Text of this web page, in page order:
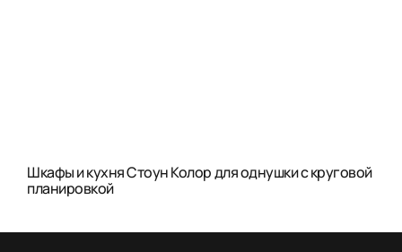
Шкафы и кухня Стоун Колор для однушки с круговой
планировкой